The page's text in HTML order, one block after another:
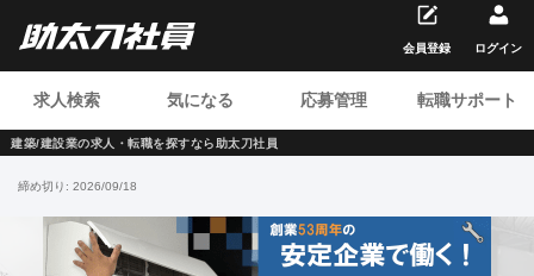
建築/建設業の求人・転職を探すなら助太刀社員
求人検索 気になる 応募管理 転職サポート
会員登録 ログイン
締め切り: 2026/09/18